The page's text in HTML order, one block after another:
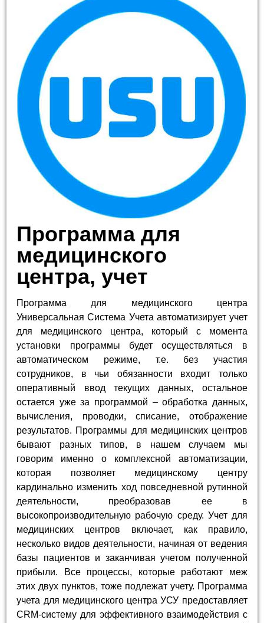
Программа для
медицинского
центра, учет
Программа для медицинского центра
Универсальная Система Учета автоматизирует учет
для медицинского центра, который с момента
установки программы будет осуществляться в
автоматическом режиме, т.е. без участия
сотрудников, в чьи обязанности входит только
оперативный ввод текущих данных, остальное
остается уже за программой – обработка данных,
вычисления, проводки, списание, отображение
результатов. Программы для медицинских центров
бывают разных типов, в нашем случаем мы
говорим именно о комплексной автоматизации,
которая позволяет медицинскому центру
кардинально изменить ход повседневной рутинной
деятельности, преобразовав ее в
высокопроизводительную рабочую среду. Учет для
медицинских центров включает, как правило,
несколько видов деятельности, начиная от ведения
базы пациентов и заканчивая учетом полученной
прибыли. Все процессы, которые работают меж
этих двух пунктов, тоже подлежат учету. Программа
учета для медицинского центра УСУ предоставляет
CRM-систему для эффективного взаимодействия с